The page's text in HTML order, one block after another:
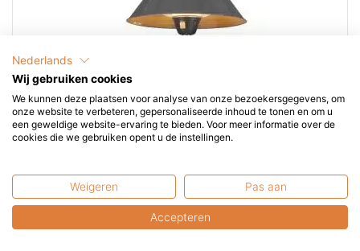
Tafelmodel Terrasverwarmer PD1500
Nederlands
Wij gebruiken cookies
We kunnen deze plaatsen voor analyse van onze bezoekersgegevens, om
onze website te verbeteren, gepersonaliseerde inhoud te tonen en om u
een geweldige website-ervaring te bieden. Voor meer informatie over de
cookies die we gebruiken opent u de instellingen.
Weigeren Pas aan
Accepteren